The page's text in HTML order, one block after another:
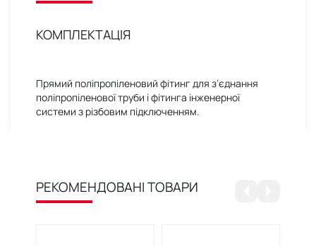
КОМПЛЕКТАЦІЯ
Прямий поліпропіленовий фітинг для з’єднання
поліпропіленової труби і фітинга інженерної
системи з різбовим підключенням.
РЕКОМЕНДОВАНІ ТОВАРИ